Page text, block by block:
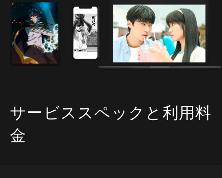
サービススペックと利用料
金